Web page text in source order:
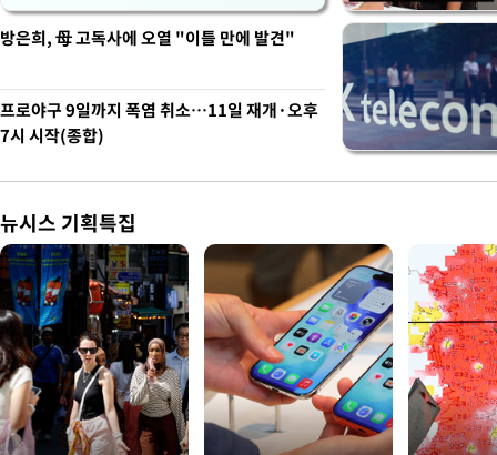
방은희, 母 고독사에 오열 "이틀 만에 발견"
프로야구 9일까지 폭염 취소…11일 재개·오후
7시 시작(종합)
뉴시스 기획특집